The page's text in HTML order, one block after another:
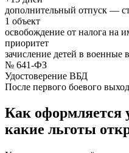
дополнительный отпуск —
1 объект
освобождение от налога
приоритет
зачисление детей в
№ 641-ФЗ
Удостоверение ВБД
После первого боевого
Как оформляется
какие льготы